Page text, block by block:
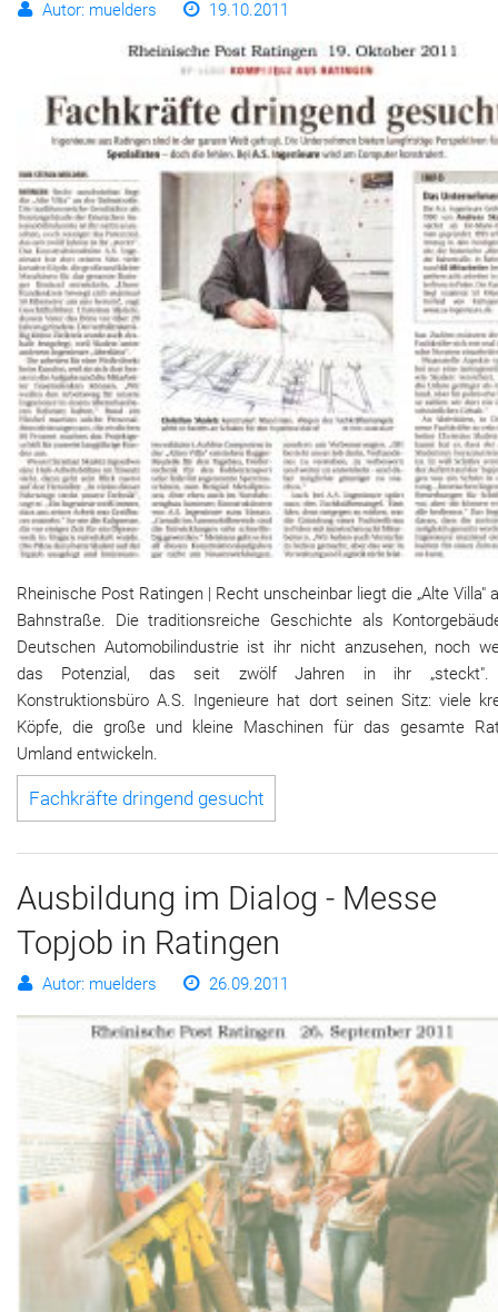
Autor: muelders 19.10.2011
Rheinische Post Ratingen | Recht unscheinbar liegt die „Alte Villa"
Bahnstraße. Die traditionsreiche Geschichte als
Deutschen Automobilindustrie ist ihr nicht anzusehen, noch
das Potenzial, das seit zwölf Jahren in ihr „steckt".
Konstruktionsbüro A.S. Ingenieure hat dort seinen Sitz: viele
Köpfe, die große und kleine Maschinen für das gesamte
Umland entwickeln.
Fachkräfte dringend gesucht
Ausbildung im Dialog - Messe
Topjob in Ratingen
Autor: muelders 26.09.2011